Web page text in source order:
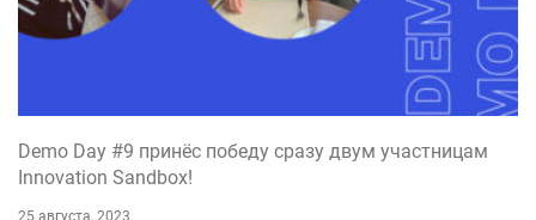
Demo Day #9 принёс победу сразу двум участницам
Innovation Sandbox!
25 августа, 2023